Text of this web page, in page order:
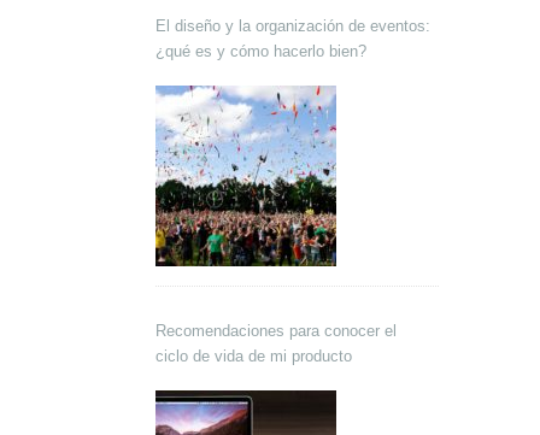
El diseño y la organización de eventos:
¿qué es y cómo hacerlo bien?
Recomendaciones para conocer el
ciclo de vida de mi producto